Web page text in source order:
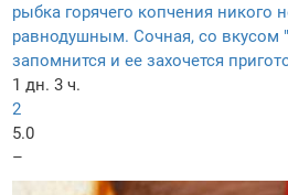
рыбка горячего копчения никого
равнодушным. Сочная, со вкусом
запомнится и ее захочется
1 дн. 3 ч.
2
5.0
–